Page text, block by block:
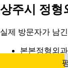
상주시 정형
실제 방문자가 남
본본정형외